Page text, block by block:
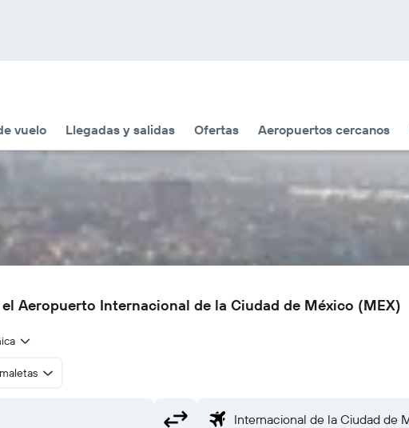
vuelo Llegadas y salidas Ofertas Aeropuertos cercanos
el Aeropuerto Internacional de la Ciudad de México (MEX)